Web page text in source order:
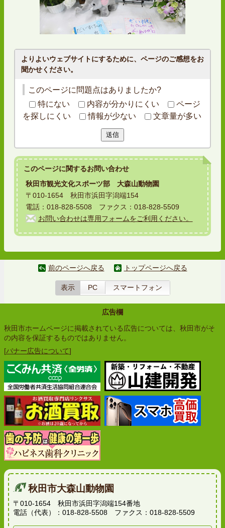
よりよいウェブサイトにするために、ページのご感想をお
聞かせください。
このページに問題点はありましたか?
特にない
内容が分かりにくい
ページ
を探しにくい
情報が少ない 文章量が多い
送信
このページに関するお問い合わせ
秋田市観光文化スポーツ部 大森山動物園
〒010-1654 秋田市浜田字潟端154
電話：018-828-5508 ファクス：018-828-5509
お問い合わせは専用フォームをご利用ください。
前のページへ戻る トップページへ戻る
表示 PC スマートフォン
広告欄
秋田市ホームページに掲載されている広告については、秋田市がそ
の内容を保証するものではありません。
[バナー広告について]
秋田市大森山動物園
〒010-1654 秋田市浜田字潟端154番地
電話（代表）：018-828-5508 ファクス：018-828-5509